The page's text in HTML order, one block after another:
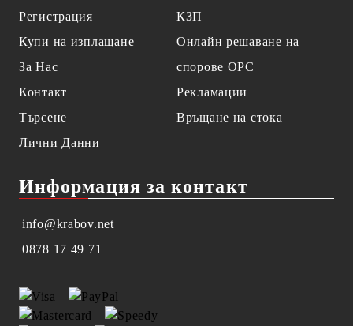
Регистрация
Купи на изплащане
За Нас
Контакт
Търсене
Лични Данни
КЗП
Онлайн решаване на
спорове OPC
Рекламации
Връщане на стока
Информация за контакт
info@krabov.net
0878 17 49 71